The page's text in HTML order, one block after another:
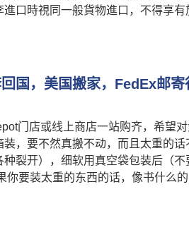
口時視同一般貨物進口，不得享
国，美国搬家，FedEx邮寄
门店或线上商店一站购齐，希望
，要不然真搬不动，而且太重的
种裂开），细软用真空袋包装后（
你要装太重的东西的话，像书什么